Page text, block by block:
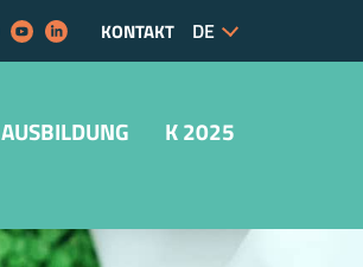
KONTAKT
AUSBILDUNG K 2025